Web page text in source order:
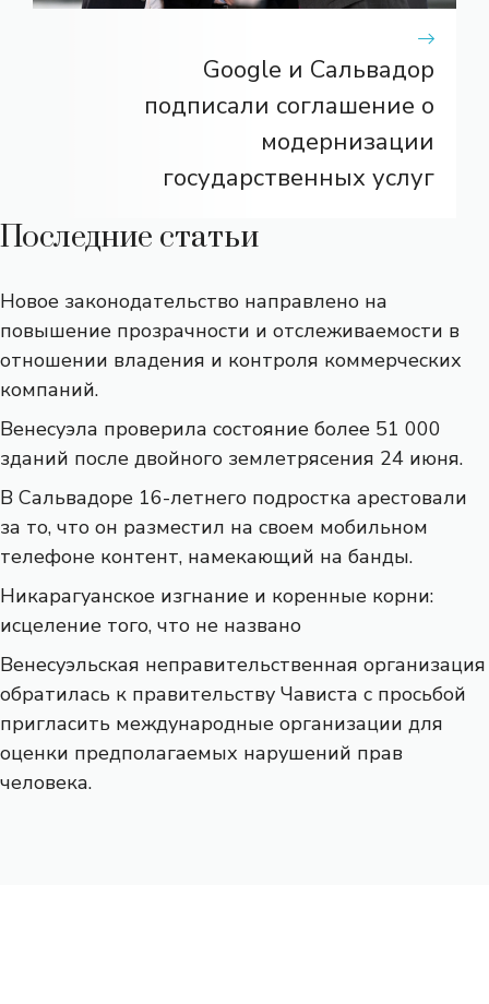
Google и Сальвадор
подписали соглашение о
модернизации
государственных услуг
Последние статьи
Новое законодательство направлено на
повышение прозрачности и отслеживаемости в
отношении владения и контроля коммерческих
компаний.
Венесуэла проверила состояние более 51 000
зданий после двойного землетрясения 24 июня.
В Сальвадоре 16-летнего подростка арестовали
за то, что он разместил на своем мобильном
телефоне контент, намекающий на банды.
Никарагуанское изгнание и коренные корни:
исцеление того, что не названо
Венесуэльская неправительственная организация
обратилась к правительству Чависта с просьбой
пригласить международные организации для
оценки предполагаемых нарушений прав
человека.